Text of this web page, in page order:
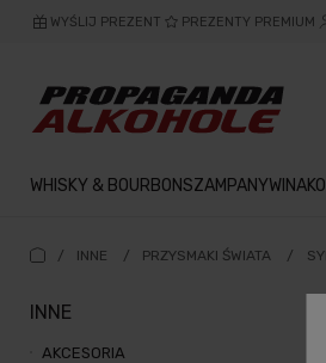
WYŚLIJ PREZENT PREZENTY PREMIUM
WHISKY & BOURBONSZAMPANYWINA
/ INNE / PRZYSMAKI ŚWIATA /
INNE
AKCESORIA